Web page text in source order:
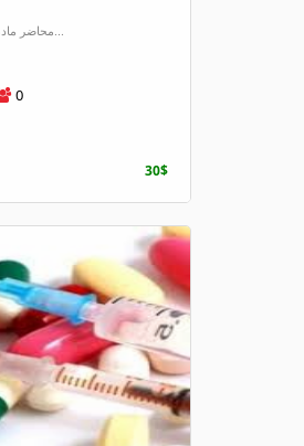
0
30$